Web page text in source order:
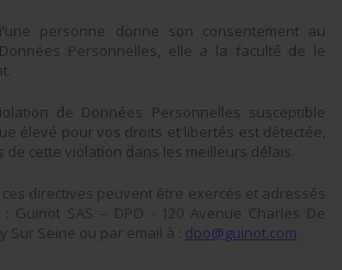
personne donne son consentement au
Personnelles, elle a la faculté de le
de Données Personnelles susceptible
élevé pour vos droits et libertés est détectée,
cette violation dans les meilleurs délais.
directives peuvent être exercés et adressés
Guinot SAS – DPO - 120 Avenue Charles De
Sur Seine ou par email à : dpo@guinot.com